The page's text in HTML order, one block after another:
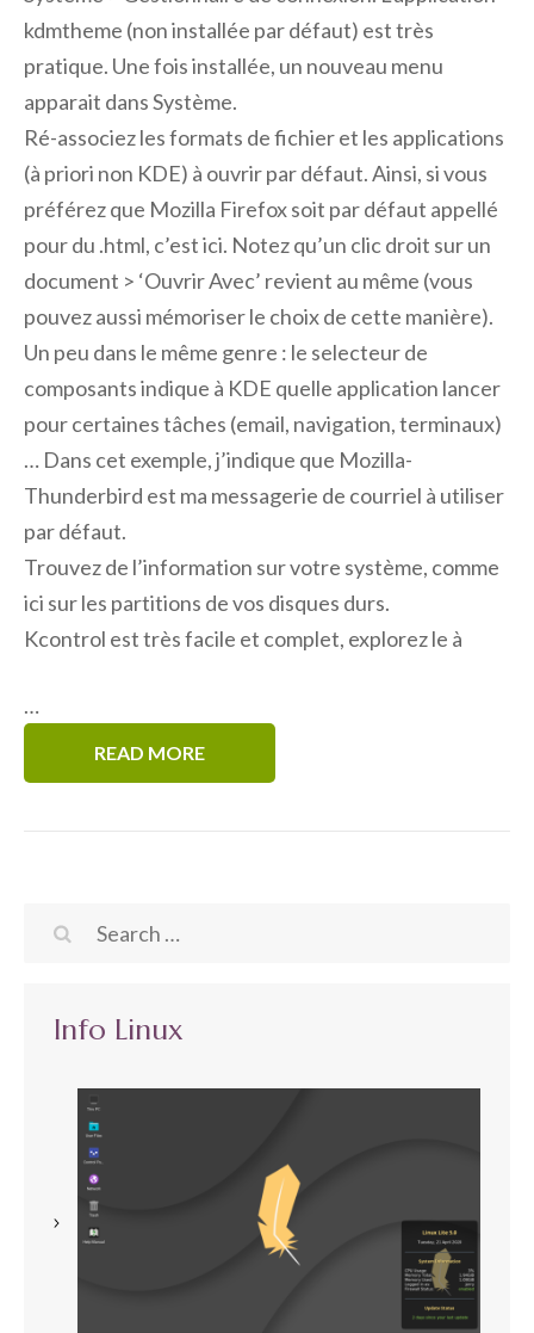
kdmtheme (non installée par défaut) est très
pratique. Une fois installée, un nouveau menu
apparait dans Système.
Ré-associez les formats de fichier et les applications
(à priori non KDE) à ouvrir par défaut. Ainsi, si vous
préférez que Mozilla Firefox soit par défaut appellé
pour du .html, c’est ici. Notez qu’un clic droit sur un
document > ‘Ouvrir Avec’ revient au même (vous
pouvez aussi mémoriser le choix de cette manière).
Un peu dans le même genre : le selecteur de
composants indique à KDE quelle application lancer
pour certaines tâches (email, navigation, terminaux)
… Dans cet exemple, j’indique que Mozilla-
Thunderbird est ma messagerie de courriel à utiliser
par défaut.
Trouvez de l’information sur votre système, comme
ici sur les partitions de vos disques durs.
Kcontrol est très facile et complet, explorez le à
…
READ MORE
Search
Info Linux